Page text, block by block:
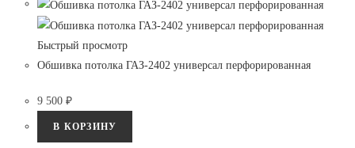
Быстрый просмотр
Обшивка потолка ГАЗ-2402 универсал перфорированная
9 500₽
В КОРЗИНУ